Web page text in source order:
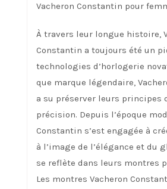
Vacheron Constantin pour
À travers leur longue histoire,
Constantin a toujours été un
technologies d’horlogerie
que marque légendaire,
a su préserver leurs principes
précision. Depuis l’époque
Constantin s’est engagée à
à l’image de l’élégance et du
se reflète dans leurs montres
Les montres Vacheron